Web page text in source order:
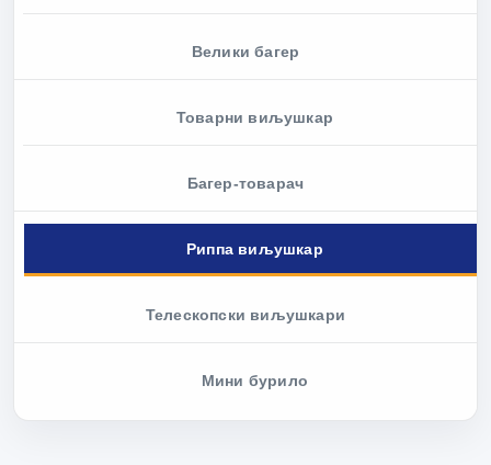
Велики багер
Товарни виљушкар
Багер-товарач
Риппа виљушкар
Телескопски виљушкари
Мини бурило